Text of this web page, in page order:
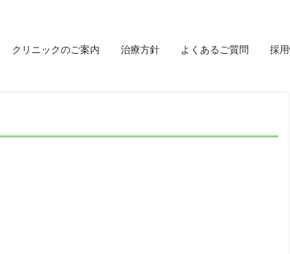
クリニックのご案内 治療方針 よくあるご質問 採